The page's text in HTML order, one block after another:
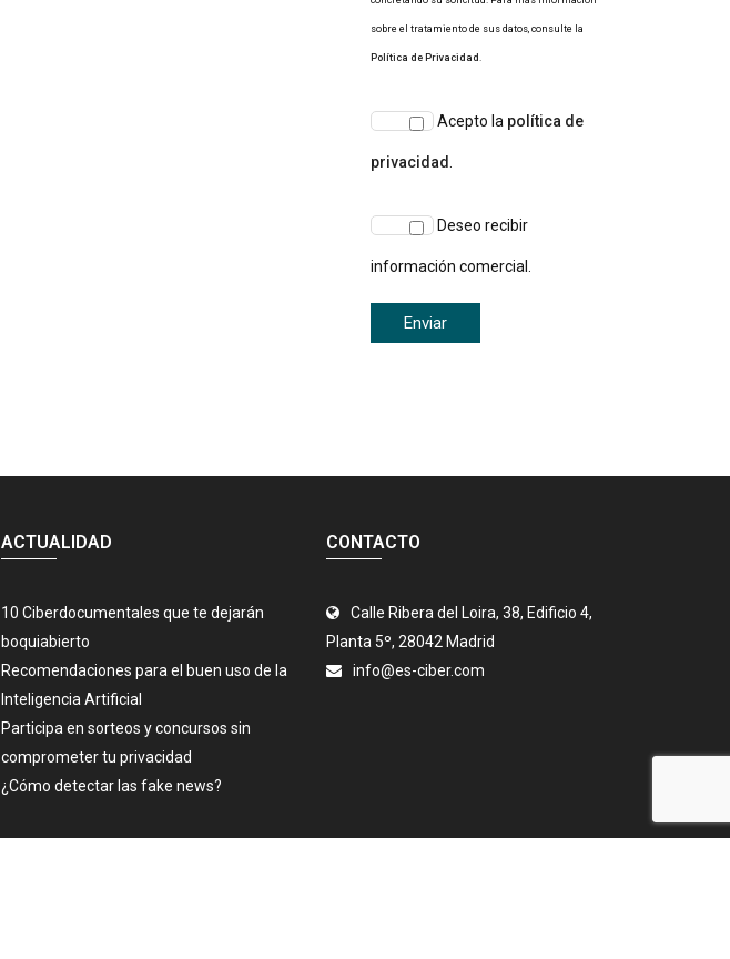
sobre el tratamiento de sus datos, consulte la
Política de Privacidad .
Acepto la política de
privacidad.
Deseo recibir
información comercial.
ACTUALIDAD
10 Ciberdocumentales que te dejarán
boquiabierto
Recomendaciones para el buen uso de la
Inteligencia Artificial
Participa en sorteos y concursos sin
comprometer tu privacidad
¿Cómo detectar las fake news?
CONTACTO
Calle Ribera del Loira, 38, Edificio 4,
Planta 5º, 28042 Madrid
info@es-ciber.com